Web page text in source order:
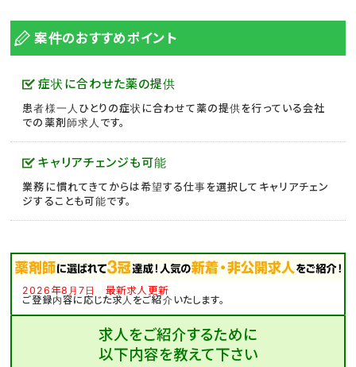
案件のおすすめポイント
症状に合わせた薬の提供
患者様一人ひとりの症状に合わせて薬の提供を行っている会社
での薬剤師求人です。
キャリアチェンジも可能
業務に慣れてきてからは希望する仕事を選択してキャリアチェン
ジすることも可能です。
2026年8月7日 最新求人更新
ご登録内容に応じた求人をご紹介いたします。
求人をご紹介するために
以下内容を教えて下さい